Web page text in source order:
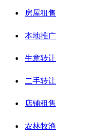
房屋租售
本地推广
生意转让
二手转让
店铺租售
农林牧渔